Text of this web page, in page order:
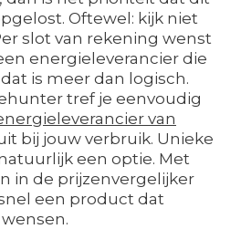
Oftewel: kijk niet
slot van rekening wenst
energieleverancier die
is meer dan logisch.
tref je eenvoudig
van
bij jouw verbruik. Unieke
een optie. Met
in de prijzenvergelijker
een product dat